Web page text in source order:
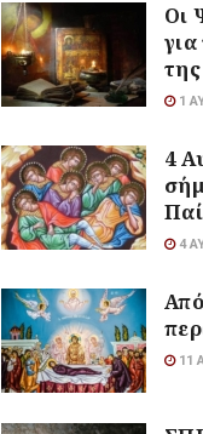
Οι
1
4
4
11